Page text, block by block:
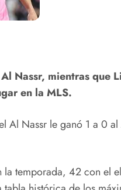
Nassr, mientras que
en la MLS.
Al Nassr le ganó 1 a 0
la temporada, 42 con el